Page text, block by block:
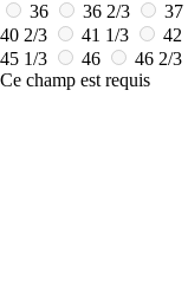
36
36 2/3 37
40 2/3
41 1/3 42
45 1/3
46 46 2/3
Ce champ est requis